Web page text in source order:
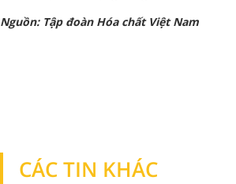
Nguồn: Tập đoàn Hóa chất Việt Nam
CÁC TIN KHÁC